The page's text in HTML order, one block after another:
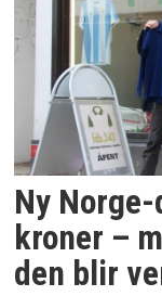
Ny
kroner –
den blir